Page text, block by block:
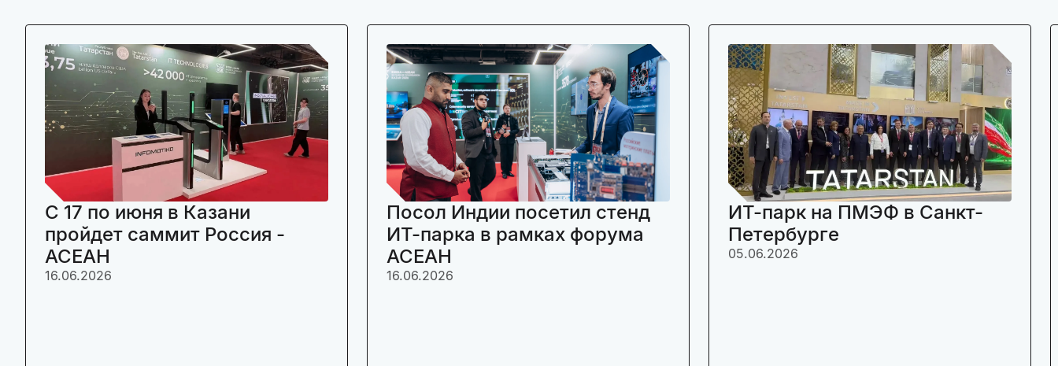
C 17 по июня в Казани
пройдет саммит Россия -
АСЕАН
16.06.2026
Посол Индии посетил стенд
ИТ-парка в рамках форума
АСЕАН
16.06.2026
ИТ-парк на ПМЭФ в Санкт-
Петербурге
05.06.2026